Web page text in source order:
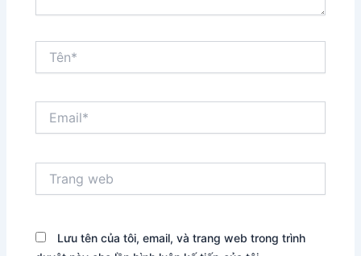
web
Lưu tên của tôi, email, và trang web trong trình